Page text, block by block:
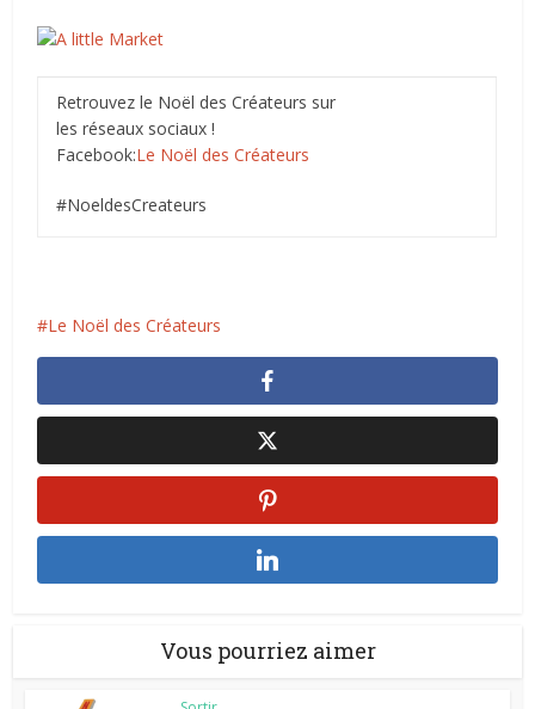
Retrouvez le Noël des Créateurs sur
les réseaux sociaux !
Facebook:Le Noël des Créateurs
#NoeldesCreateurs
Le Noël des Créateurs
Vous pourriez aimer